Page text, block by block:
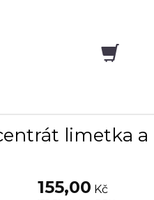
limetka a
155,00 Kč